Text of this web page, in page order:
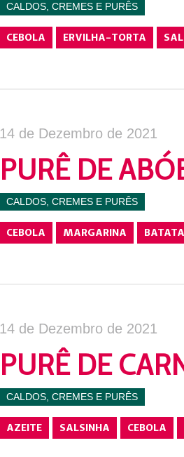
CALDOS, CREMES E PURÊS
CEBOLA ERVILHA-TORTA SAL
14 de Dezembro de 2021
PURÊ DE
CALDOS, CREMES E PURÊS
CEBOLA MARGARINA BATATA
14 de Dezembro de 2021
PURÊ DE
CALDOS, CREMES E PURÊS
AZEITE SALSINHA CEBOLA